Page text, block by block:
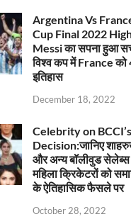
Argentina Vs
Cup Final 2022
Messi का सपना हुआ
विश्व कप में France को
इतिहास
December 18, 2022
Celebrity on
Decision:जानिए
और अन्य बॉलीवुड सेलेब्स
महिला क्रिकेटरों को
के ऐतिहासिक फैसले पर
October 28, 2022